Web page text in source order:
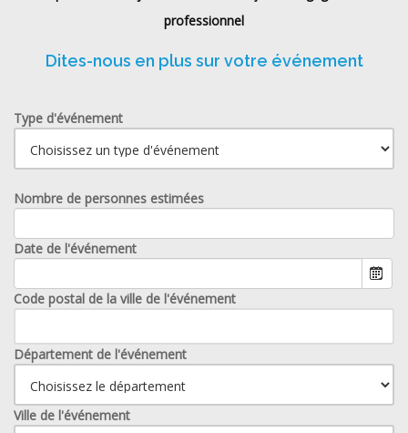
professionnel
Dites-nous en plus sur votre événement
Type d'événement
Nombre de personnes estimées
Date de l'événement
Code postal de la ville de l'événement
Département de l'événement
Ville de l'événement